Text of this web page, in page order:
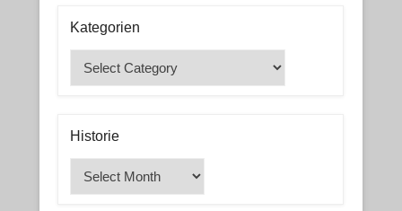
Kategorien
Kategorien
Historie
Historie